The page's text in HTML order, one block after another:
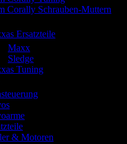
Corally Schrauben-Muttern
Ersatzteile
Maxx
Sledge
Tuning
& Motoren